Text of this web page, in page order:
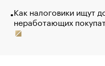
Как налоговики ищут
неработающих